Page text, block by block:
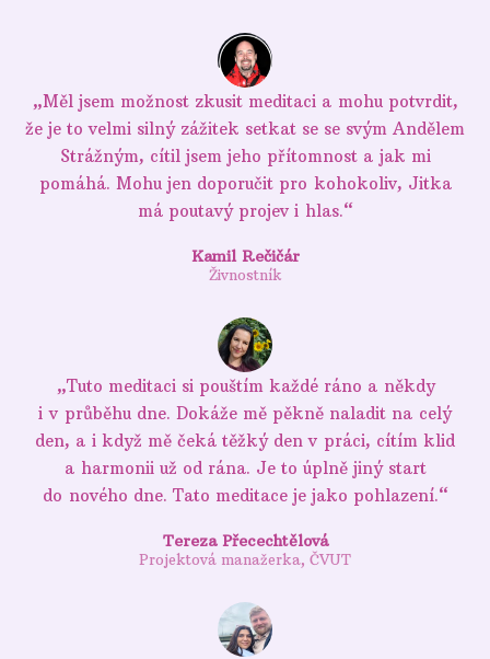
„Měl jsem možnost zkusit meditaci a mohu potvrdit,
že je to velmi silný zážitek setkat se se svým Andělem
Strážným, cítil jsem jeho přítomnost a jak mi
pomáhá. Mohu jen doporučit pro kohokoliv, Jitka
má poutavý projev i hlas.“
Kamil Rečičár
Živnostník
„Tuto meditaci si pouštím každé ráno a někdy
i v průběhu dne. Dokáže mě pěkně naladit na celý
den, a i když mě čeká těžký den v práci, cítím klid
a harmonii už od rána. Je to úplně jiný start
do nového dne. Tato meditace je jako pohlazení.“
Tereza Přecechtělová
Projektová manažerka, ČVUT